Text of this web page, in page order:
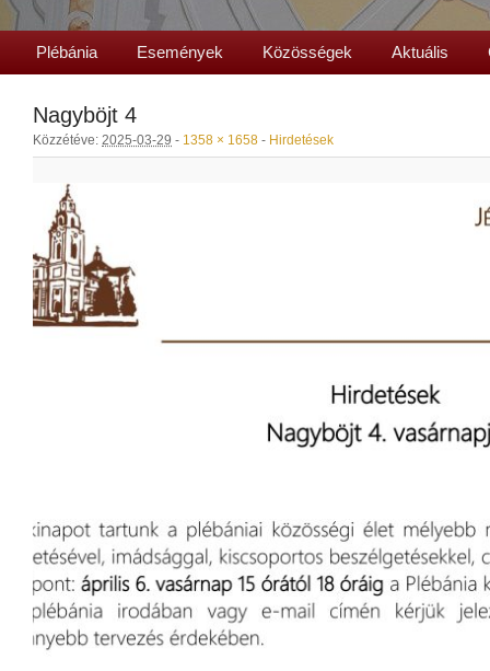
Plébánia Események Közösségek Aktuális
Nagyböjt 4
Közzétéve: 2025-03-29 - 1358 × 1658 - Hirdetések